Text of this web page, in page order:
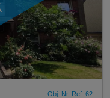
Obj. Nr. Ref_62